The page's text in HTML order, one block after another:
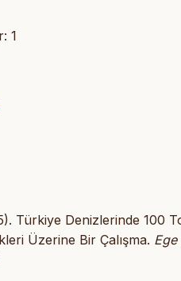
1
Türkiye Denizlerinde 100
Üzerine Bir Çalışma.